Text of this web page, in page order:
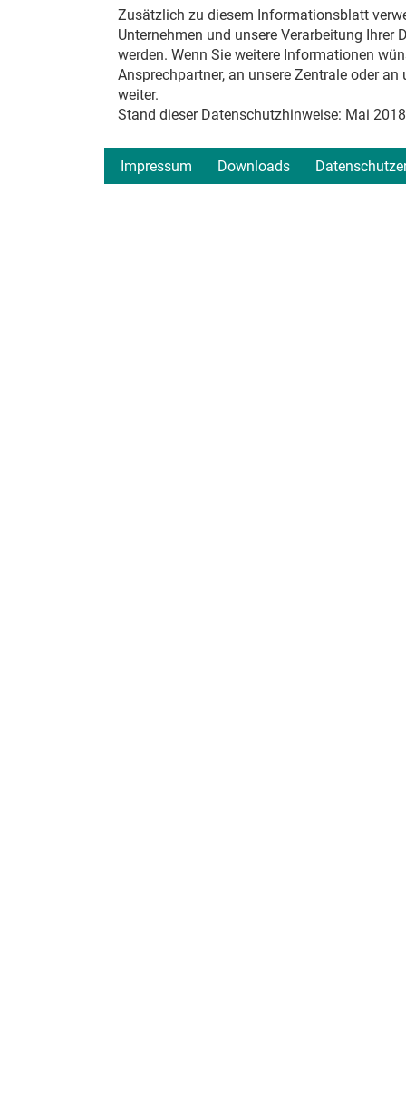
Zusätzlich zu diesem Informationsblatt
Unternehmen und unsere Verarbeitung
werden. Wenn Sie weitere Informationen
Ansprechpartner, an unsere Zentrale oder
weiter.
Stand dieser Datenschutzhinweise: Mai 2018
Impressum Downloads